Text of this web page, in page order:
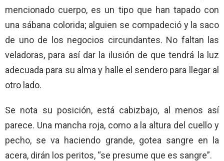
mencionado cuerpo, es un tipo que han tapado con
una sábana colorida; alguien se compadeció y la saco
de uno de los negocios circundantes. No faltan las
veladoras, para así dar la ilusión de que tendrá la luz
adecuada para su alma y halle el sendero para llegar al
otro lado.
Se nota su posición, está cabizbajo, al menos así
parece. Una mancha roja, como a la altura del cuello y
pecho, se va haciendo grande, gotea sangre en la
acera, dirán los peritos, “se presume que es sangre”.